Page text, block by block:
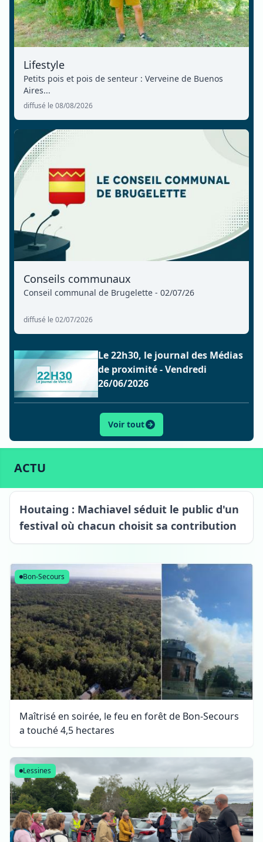
Lifestyle
Petits pois et pois de senteur : Verveine de Buenos
Aires...
diffusé le 08/08/2026
Conseils communaux
Conseil communal de Brugelette - 02/07/26
diffusé le 02/07/2026
Le 22h30, le journal des Médias
de proximité - Vendredi
26/06/2026
Voir tout
ACTU
Houtaing : Machiavel séduit le public d'un
festival où chacun choisit sa contribution
Bon-Secours
Maîtrisé en soirée, le feu en forêt de Bon-Secours
a touché 4,5 hectares
Lessines